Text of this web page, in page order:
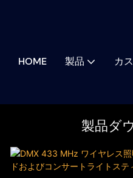
HOME 製品 カ
製品ダ